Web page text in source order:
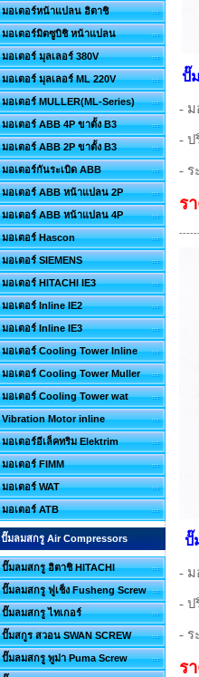
มอเตอร์หน้าแปลน ฮิตาชิ
มอเตอร์มิตซูบิชิ หน้าแปลน
มอเตอร์ มุลเลอร์ 380V
มอเตอร์ มุลเลอร์ ML 220V
มอเตอร์ MULLER(ML-Series)
มอเตอร์ ABB 4P ขาตั้ง B3
มอเตอร์ ABB 2P ขาตั้ง B3
มอเตอร์กันระเบิด ABB
มอเตอร์ ABB หน้าแปลน 2P
มอเตอร์ ABB หน้าแปลน 4P
มอเตอร์ Hascon
มอเตอร์ SIEMENS
มอเตอร์ HITACHI IE3
มอเตอร์ Inline IE2
มอเตอร์ Inline IE3
มอเตอร์ Cooling Tower Inline
มอเตอร์ Cooling Tower Muller
มอเตอร์ Cooling Tower wat
Vibration Motor inline
มอเตอร์อีเล็คทริม Elektrim
มอเตอร์ FIMM
มอเตอร์ WAT
มอเตอร์ ATB
ปั๊มลมสกรู Air Compressors
ปั๊มลมสกรู ฮิตาชิ HITACHI
ปั๊มลมสกรู ฟูเช็ง Fusheng Screw
ปั๊มลมสกรู ไทเกอร์
ปั๊มสกูร สวอน SWAN SCREW
ปั๊มลมสกรู พูม่า Puma Screw
ปั๊
- ม
- ป
- ร
ร
ปั๊
- ม
- ป
- ร
ร